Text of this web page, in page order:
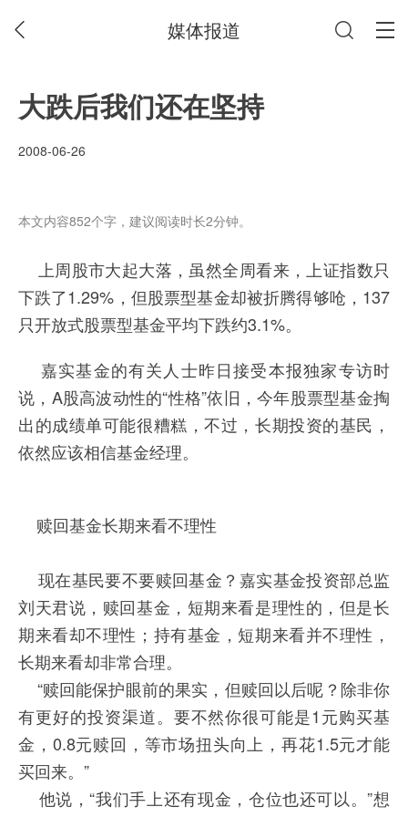
媒体报道
大跌后我们还在坚持
2008-06-26
本文内容852个字，建议阅读时长2分钟。
上周股市大起大落，虽然全周看来，上证指数只
下跌了1.29%，但股票型基金却被折腾得够呛，137
只开放式股票型基金平均下跌约3.1%。
嘉实基金的有关人士昨日接受本报独家专访时
说，A股高波动性的“性格”依旧，今年股票型基金掏
出的成绩单可能很糟糕，不过，长期投资的基民，
依然应该相信基金经理。
赎回基金长期来看不理性
现在基民要不要赎回基金？嘉实基金投资部总监
刘天君说，赎回基金，短期来看是理性的，但是长
期来看却不理性；持有基金，短期来看并不理性，
长期来看却非常合理。
“赎回能保护眼前的果实，但赎回以后呢？除非你
有更好的投资渠道。要不然你很可能是1元购买基
金，0.8元赎回，等市场扭头向上，再花1.5元才能
买回来。”
他说，“我们手上还有现金，仓位也还可以。”想